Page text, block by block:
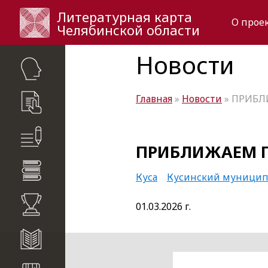
Литературная карта
Челябинской области О
Новости
Главная» Новости »
ПРИБЛИЖАЕМ
Куса Кусинский
01.03.2026 г.